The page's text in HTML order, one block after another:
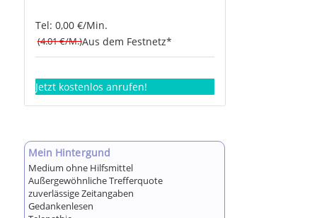
Tel: 0,00 €/Min.
(4.01 €/M.)Aus dem Festnetz*
Jetzt kostenlos anrufen!
Mein Hintergund
Medium ohne Hilfsmittel
Außergewöhnliche Trefferquote
zuverlässige Zeitangaben
Gedankenlesen